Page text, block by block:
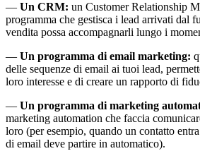
— Un CRM: un Customer Relationship
programma che gestisca i lead arrivati dal
vendita possa accompagnarli lungo i
— Un programma di email marketing:
delle sequenze di email ai tuoi lead,
loro interesse e di creare un rapporto di
— Un programma di marketing
marketing automation che faccia
loro (per esempio, quando un contatto
di email deve partire in automatico).